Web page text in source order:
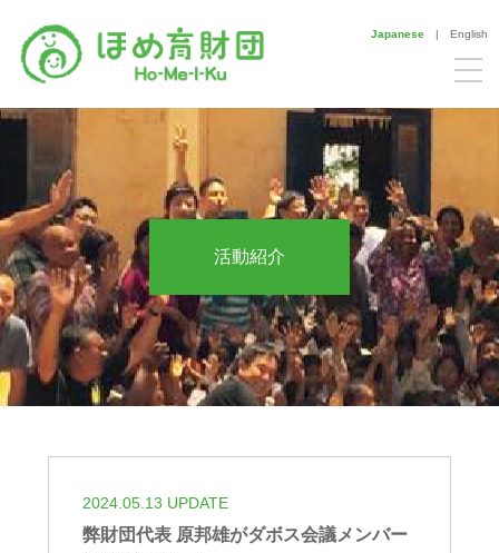
Japanese | English
活動紹介
2024.05.13 UPDATE
弊財団代表 原邦雄がダボス会議メンバー